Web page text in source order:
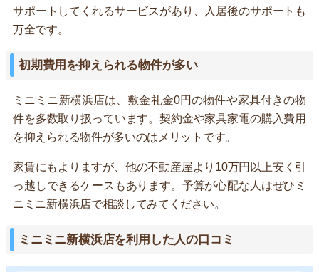
サポートしてくれるサービスがあり、入居後のサポートも
万全です。
初期費用を抑えられる物件が多い
ミニミニ新横浜店は、敷金礼金0円の物件や家具付きの物
件を多数取り扱っています。契約金や家具家電の購入費用
を抑えられる物件が多いのはメリットです。
家賃にもよりますが、他の不動産屋より10万円以上安く引
っ越しできるケースもあります。予算が心配な人はぜひミ
ニミニ新横浜店で相談してみてください。
ミニミニ新横浜店を利用した人の口コミ